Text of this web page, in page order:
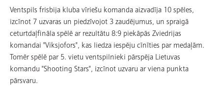
Ventspils frisbija kluba vīriešu komanda aizvadīja 10 spēles,
izcīnot 7 uzvaras un piedzīvojot 3 zaudējumus, un spraigā
ceturtdaļfināla spēlē ar rezultātu 8:9 piekāpās Zviedrijas
komandai "Viksjofors", kas liedza iespēju cīnīties par medaļām.
Tomēr spēlē par 5. vietu ventspilnieki pārspēja Lietuvas
komandu "Shooting Stars", izcīnot uzvaru ar viena punkta
pārsvaru.